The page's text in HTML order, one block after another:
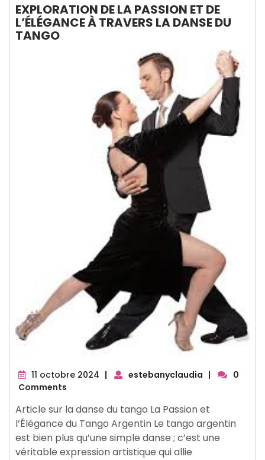
EXPLORATION DE LA PASSION ET DE
L’ÉLÉGANCE À TRAVERS LA DANSE DU
TANGO
11 octobre 2024 11| estebanyclaudia |
0
Comments
Article sur la danse du tango La Passion et
l’Élégance du Tango Argentin Le tango argentin
est bien plus qu’une simple danse ; c’est une
véritable expression artistique qui allie